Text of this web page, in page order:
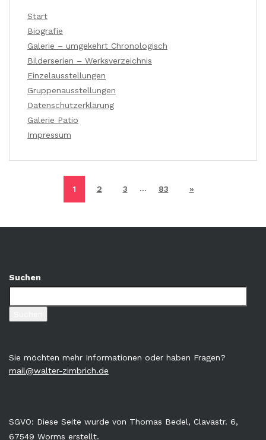
Start
Biografie
Galerie – umgekehrt Chronologisch
Bilderserien – Werksverzeichnis
Einzelausstellungen
Gruppenausstellungen
Datenschutzerklärung
Galerie Patio
Impressum
1 2 3 … 83 »
Suchen
Sie möchten mehr Informationen oder haben Fragen?
mail@walter-zimbrich.de
SGVO: Diese Seite wurde von Thomas Bedel, Clavastr. 6,
67549 Worms erstellt.